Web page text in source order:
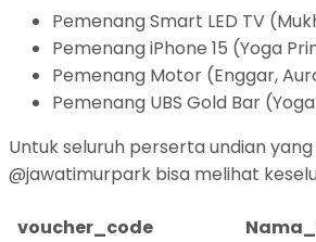
Pemenang Smart LED TV
Pemenang iPhone 15 (Yoga
Pemenang Motor (Enggar,
Pemenang UBS Gold Bar
Untuk seluruh perserta undian
@jawatimurpark bisa melihat
voucher_code